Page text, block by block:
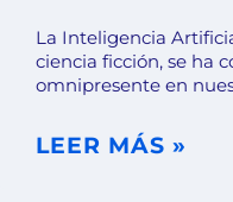
La Inteligencia
ciencia ficción, se ha
omnipresente en
LEER MÁS »